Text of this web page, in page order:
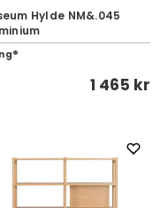
Hylde NM&.045
1 465 kr